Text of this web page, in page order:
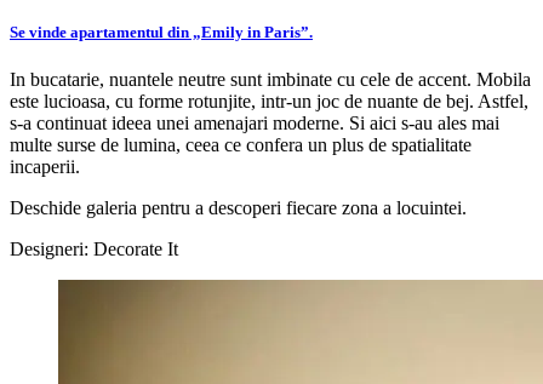
Se vinde apartamentul din „Emily in Paris”.
In bucatarie, nuantele neutre sunt imbinate cu cele de accent. Mobila
este lucioasa, cu forme rotunjite, intr-un joc de nuante de bej. Astfel,
s-a continuat ideea unei amenajari moderne. Si aici s-au ales mai
multe surse de lumina, ceea ce confera un plus de spatialitate
incaperii.
Deschide galeria pentru a descoperi fiecare zona a locuintei.
Designeri: Decorate It